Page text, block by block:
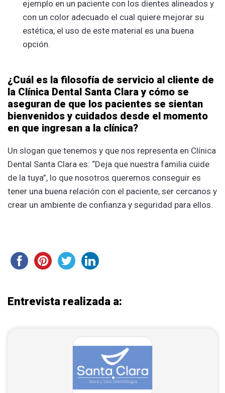
ejemplo en un paciente con los dientes alineados y
con un color adecuado el cual quiere mejorar su
estética, el uso de este material es una buena
opción.
¿Cuál es la filosofía de servicio al cliente de
la Clínica Dental Santa Clara y cómo se
aseguran de que los pacientes se sientan
bienvenidos y cuidados desde el momento
en que ingresan a la clínica?
Un slogan que tenemos y que nos representa en Clínica
Dental Santa Clara es: “Deja que nuestra familia cuide
de la tuya”, lo que nosotros queremos conseguir es
tener una buena relación con el paciente, ser cercanos y
crear un ambiente de confianza y seguridad para ellos.
Entrevista realizada a: